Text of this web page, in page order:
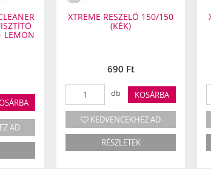
LEMON
AD
XTREME RESZELŐ 150/150
(KÉK)
690 Ft
db KOSÁRBA
KEDVENCEKHEZ AD
RÉSZLETEK